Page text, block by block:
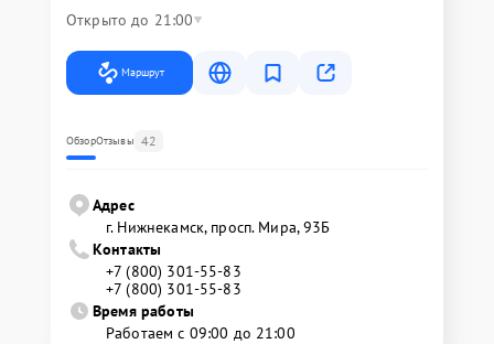
Открыто до 21:00
Маршрут
ОбзорОтзывы 42
Адрес
г. Нижнекамск, просп. Мира, 93Б
Контакты
+7 (800) 301-55-83
+7 (800) 301-55-83
Время работы
Работаем с 09:00 до 21:00